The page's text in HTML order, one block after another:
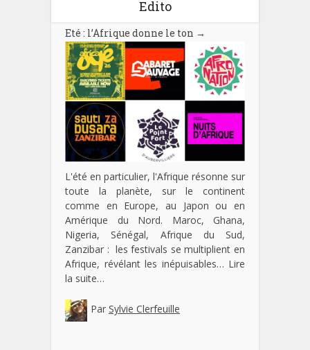
Edito
Eté : l’Afrique donne le ton →
L'été en particulier, l'Afrique résonne sur
toute la planète, sur le continent
comme en Europe, au Japon ou en
Amérique du Nord. Maroc, Ghana,
Nigeria, Sénégal, Afrique du Sud,
Zanzibar : les festivals se multiplient en
Afrique, révélant les inépuisables… Lire
la suite…
Par Sylvie Clerfeuille